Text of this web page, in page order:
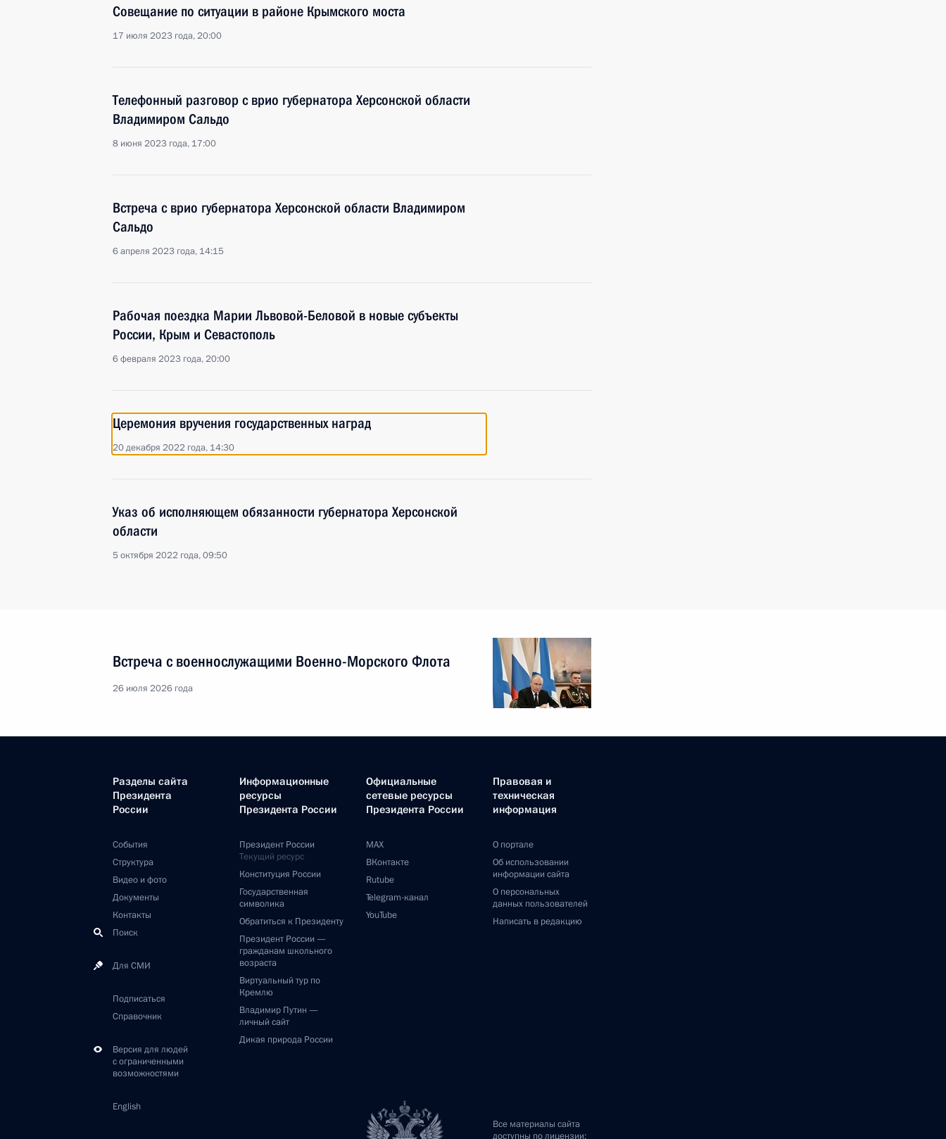
Совещание по ситуации в районе Крымского моста
17 июля 2023 года, 20:00
Телефонный разговор с врио губернатора Херсонской области
Владимиром Сальдо
8 июня 2023 года, 17:00
Встреча с врио губернатора Херсонской области Владимиром
Сальдо
6 апреля 2023 года, 14:15
Рабочая поездка Марии Львовой-Беловой в новые субъекты
России, Крым и Севастополь
6 февраля 2023 года, 20:00
Церемония вручения государственных наград
20 декабря 2022 года, 14:30
Указ об исполняющем обязанности губернатора Херсонской
области
5 октября 2022 года, 09:50
Встреча с военнослужащими Военно-Морского Флота
26 июля 2026 года
Разделы сайта
Президента
России
События
Структура
Видео и фото
Документы
Контакты
Поиск
Для СМИ
Подписаться
Справочник
Версия для людей
с ограниченными
возможностями
English
Информационные
ресурсы
Президента России
Президент России
Текущий ресурс
Конституция России
Государственная
символика
Обратиться к Президенту
Президент России —
гражданам школьного
возраста
Виртуальный тур по
Кремлю
Владимир Путин —
личный сайт
Дикая природа России
Официальные
сетевые ресурсы
Президента России
MAX
ВКонтакте
Rutube
Telegram-канал
YouTube
Правовая и
техническая
информация
О портале
Об использовании
информации сайта
О персональных
данных пользователей
Написать в редакцию
Все материалы сайта
доступны по лицензии: